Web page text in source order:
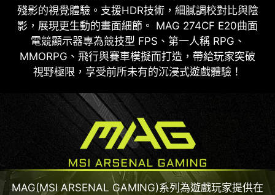
殘影的視覺體驗。支援HDR技術，細膩調校對比與陰
影，展現更生動的畫面細節。 MAG 274CF E20曲面
電競顯示器專為競技型 FPS、第一人稱 RPG、
MMORPG、飛行與賽車模擬而打造，帶給玩家突破
視野極限，享受前所未有的沉浸式遊戲體驗！
MAG(MSI ARSENAL GAMING)系列為遊戲玩家提供在